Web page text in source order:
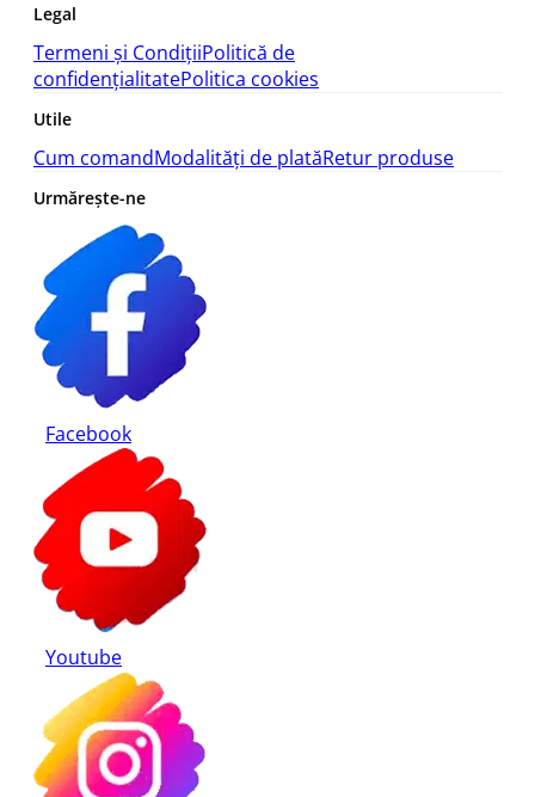
Legal
Termeni și CondițiiPolitică de
confidențialitatePolitica cookies
Utile
Cum comandModalități de platăRetur produse
Urmărește-ne
Facebook
Youtube